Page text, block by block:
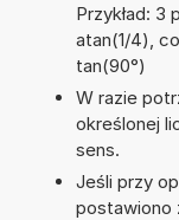
Przykład: 3
atan(1/4),
tan(90°)
W razie
określonej
sens.
Jeśli przy
postawiono